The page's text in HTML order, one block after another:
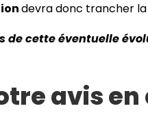
devra donc trancher la
de cette éventuelle
avis